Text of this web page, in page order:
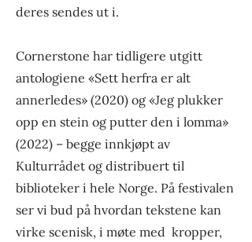
deres sendes ut i.
Cornerstone har tidligere utgitt
antologiene «Sett herfra er alt
annerledes» (2020) og «Jeg plukker
opp en stein og putter den i lomma»
(2022) – begge innkjøpt av
Kulturrådet og distribuert til
biblioteker i hele Norge. På festivalen
ser vi bud på hvordan tekstene kan
virke scenisk, i møte med kropper,